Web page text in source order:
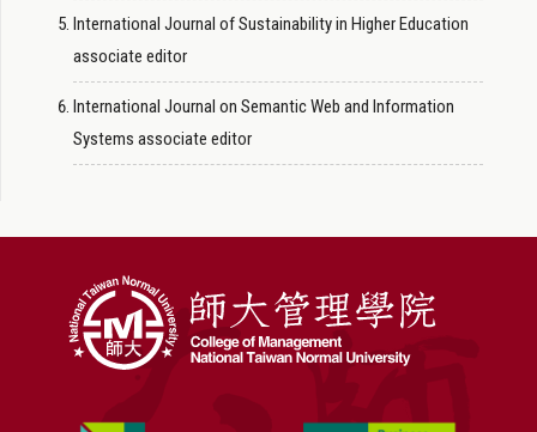
International Journal of Sustainability in Higher Education
associate editor
International Journal on Semantic Web and Information
Systems associate editor